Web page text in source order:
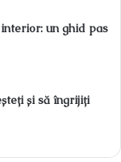
un ghid pas
și să îngrijiți